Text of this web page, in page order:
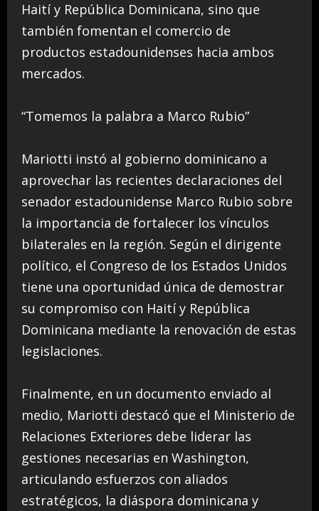
Haití y República Dominicana, sino que
también fomentan el comercio de
productos estadounidenses hacia ambos
mercados.
“Tomemos la palabra a Marco Rubio”
Mariotti instó al gobierno dominicano a
aprovechar las recientes declaraciones del
senador estadounidense Marco Rubio sobre
la importancia de fortalecer los vínculos
bilaterales en la región. Según el dirigente
político, el Congreso de los Estados Unidos
tiene una oportunidad única de demostrar
su compromiso con Haití y República
Dominicana mediante la renovación de estas
legislaciones.
Finalmente, en un documento enviado al
medio, Mariotti destacó que el Ministerio de
Relaciones Exteriores debe liderar las
gestiones necesarias en Washington,
articulando esfuerzos con aliados
estratégicos, la diáspora dominicana y